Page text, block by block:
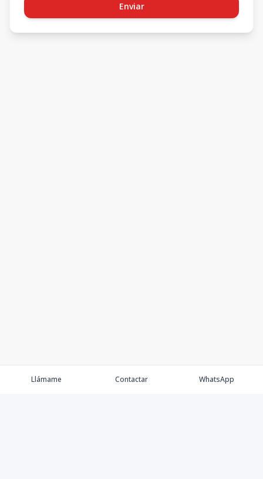
Enviar
Llámame Contactar WhatsApp